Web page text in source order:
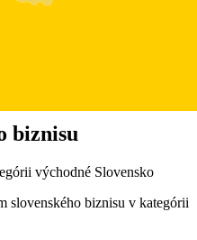
biznisu
východné Slovensko
slovenského biznisu v kategórii